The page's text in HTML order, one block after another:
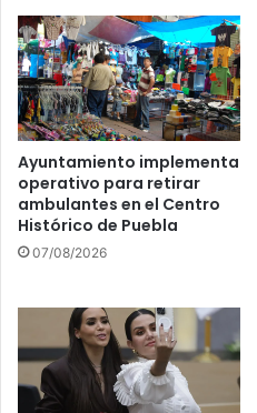
Ayuntamiento implementa
operativo para retirar
ambulantes en el Centro
Histórico de Puebla
07/08/2026